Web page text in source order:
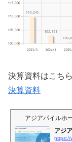
決算資料はこち
決算資料
アジアパイルホ
アジ
https://